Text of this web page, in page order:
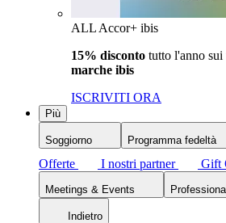
ALL Accor+ ibis
15% disconto tutto l'anno
marche ibis
ISCRIVITI ORA
Più
Soggiorno Programma fedeltà
Offerte
I nostri partner Gift
Meetings & Events
Indietro